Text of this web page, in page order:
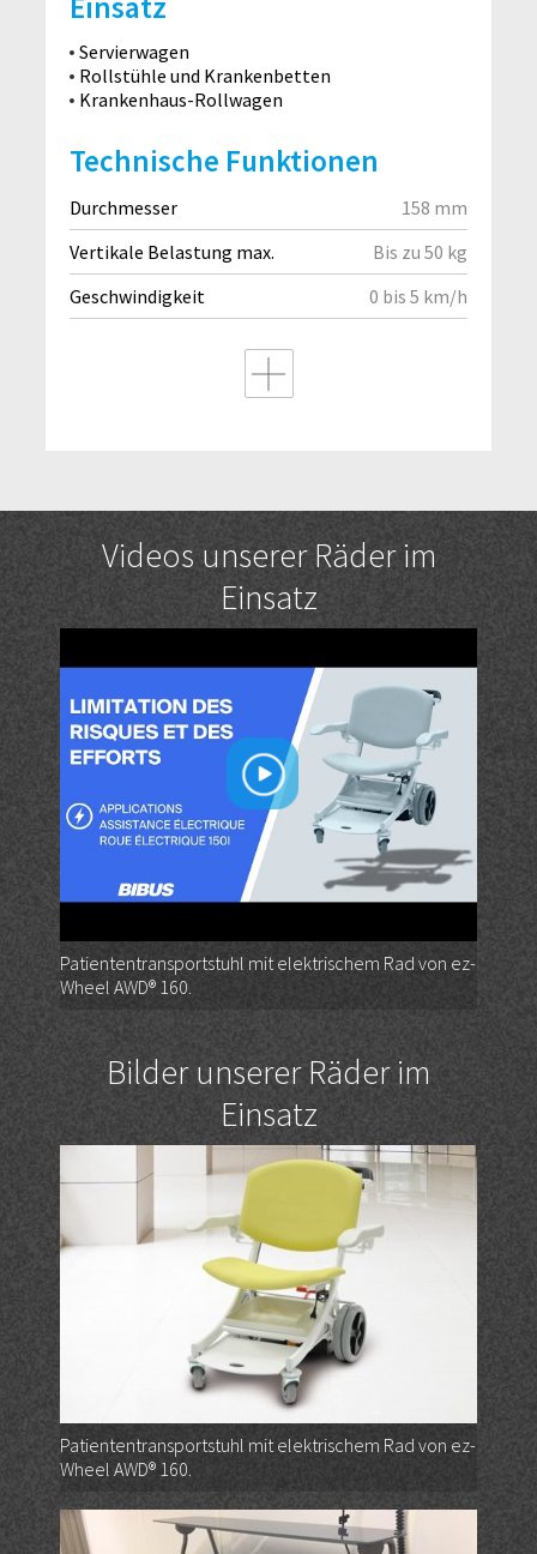
Servierwagen
Rollstühle und Krankenbetten
Krankenhaus-Rollwagen
Technische Funktionen
Durchmesser
158 mm
Vertikale Belastung max.
Bis zu 50 kg
Geschwindigkeit
0 bis 5 km/h
Videos unserer Räder im
Einsatz
Patiententransportstuhl mit elektrischem Rad von ez-
Wheel AWD® 160.
Bilder unserer Räder im
Einsatz
Patiententransportstuhl mit elektrischem Rad von ez-
Wheel AWD® 160.